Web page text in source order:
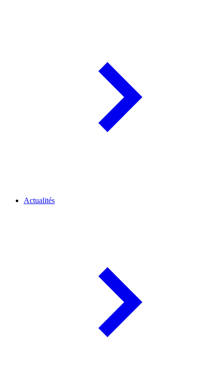
Actualités